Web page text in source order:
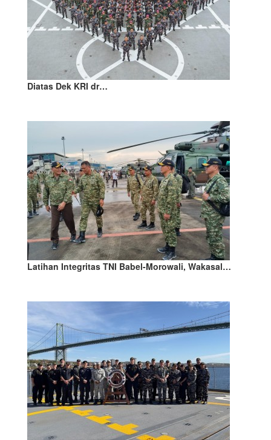
Diatas Dek KRI dr…
Latihan Integritas TNI Babel-Morowali, Wakasal…